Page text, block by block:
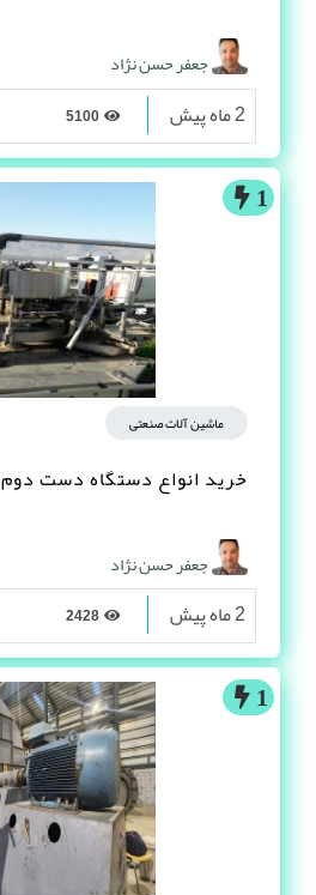
جعفر حسن نژاد
2 ماه پیش
1
ماشین آلات صنعتی
خرید انواع دستگاه دست دوم
جعفر حسن نژاد
2 ماه پیش
1